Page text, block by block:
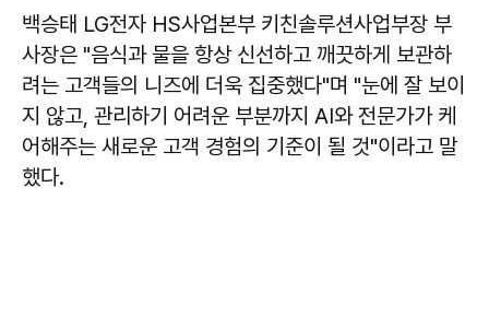
백승태 LG전자 HS사업본부 키친솔루션사업부장 부
사장은 "음식과 물을 항상 신선하고 깨끗하게 보관하
려는 고객들의 니즈에 더욱 집중했다"며 "눈에 잘 보이
지 않고, 관리하기 어려운 부분까지 AI와 전문가가 케
어해주는 새로운 고객 경험의 기준이 될 것"이라고 말
했다.